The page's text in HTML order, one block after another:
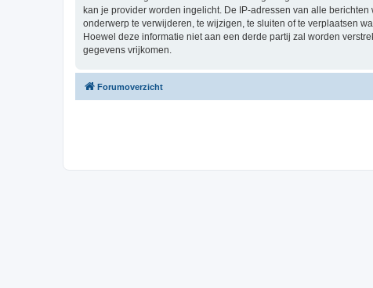
kan je provider worden ingelicht. De IP-adressen van alle
onderwerp te verwijderen, te wijzigen, te sluiten of te verplaatsen
Hoewel deze informatie niet aan een derde partij zal worden
gegevens vrijkomen.
Forumoverzicht